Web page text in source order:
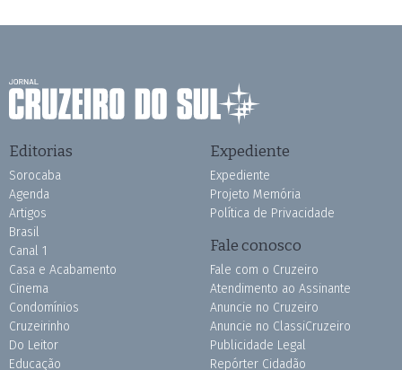
Editorias
Sorocaba
Agenda
Artigos
Brasil
Canal 1
Casa e Acabamento
Cinema
Condomínios
Cruzeirinho
Do Leitor
Educação
Expediente
Expediente
Projeto Memória
Política de Privacidade
Fale conosco
Fale com o Cruzeiro
Atendimento ao Assinante
Anuncie no Cruzeiro
Anuncie no ClassiCruzeiro
Publicidade Legal
Repórter Cidadão